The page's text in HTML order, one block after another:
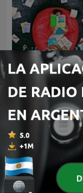
Libros Y Más